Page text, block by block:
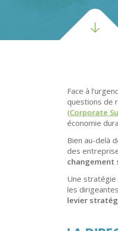
Face à
questions de
(Corporate
économie
Bien au-delà
des
changement
Une stratégie
les
levier